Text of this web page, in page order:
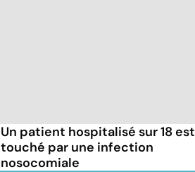
Un patient hospitalisé sur 18 est
touché par une infection
nosocomiale